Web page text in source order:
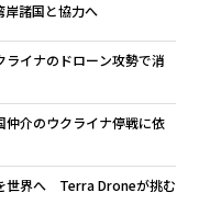
岸諸国と協力へ
イナのドローン攻勢で消
仲介のウクライナ停戦に依
世界へ Terra Droneが挑む